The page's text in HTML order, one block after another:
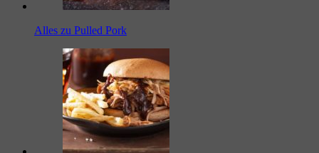
Alles zu Pulled Pork